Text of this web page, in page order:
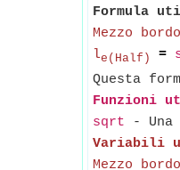
Formula
Mezzo
le(Half) =
Questa
Funzioni
sqrt - Una
Variabili
Mezzo